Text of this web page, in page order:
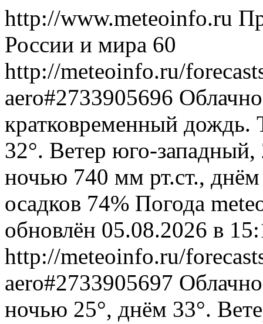
http://www.meteoinfo.ru
России и мира 60
http://meteoinfo.ru/
aero#2733905696
кратковременный дождь.
32°. Ветер юго-
ночью 740 мм рт.ст.,
осадков 74% Погода
обновлён 05.08.2026 в
http://meteoinfo.ru/
aero#2733905697
ночью 25°, днём 33°.